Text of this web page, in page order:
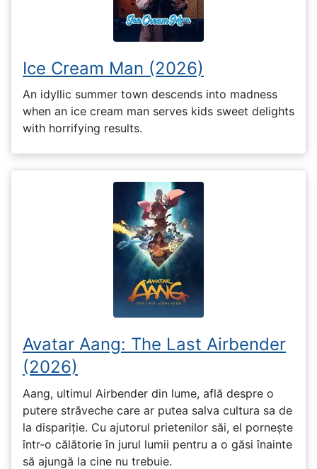
Ice Cream Man (2026)
An idyllic summer town descends into madness
when an ice cream man serves kids sweet delights
with horrifying results.
Avatar Aang: The Last Airbender
(2026)
Aang, ultimul Airbender din lume, află despre o
putere străveche care ar putea salva cultura sa de
la dispariție. Cu ajutorul prietenilor săi, el pornește
într-o călătorie în jurul lumii pentru a o găsi înainte
să ajungă la cine nu trebuie.